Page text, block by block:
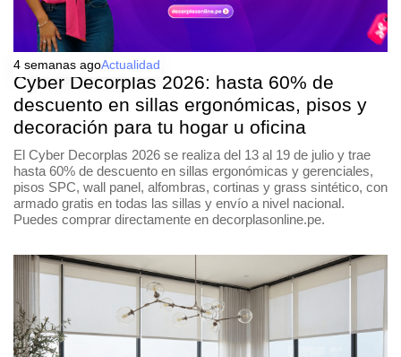
4 semanas agoActualidad
Cyber Decorplas 2026: hasta 60% de
descuento en sillas ergonómicas, pisos y
decoración para tu hogar u oficina
El Cyber Decorplas 2026 se realiza del 13 al 19 de julio y trae
hasta 60% de descuento en sillas ergonómicas y gerenciales,
pisos SPC, wall panel, alfombras, cortinas y grass sintético, con
armado gratis en todas las sillas y envío a nivel nacional.
Puedes comprar directamente en decorplasonline.pe.